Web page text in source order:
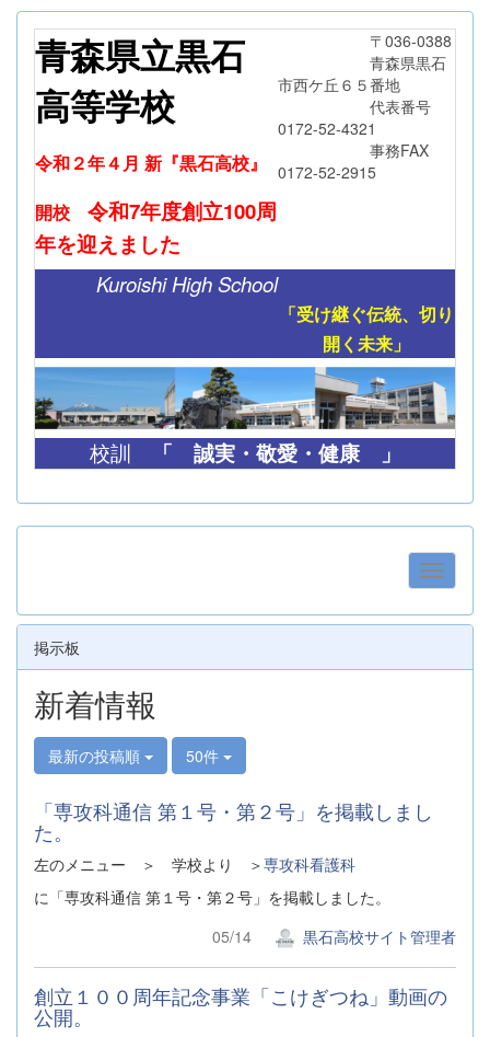
青森県立黒石
高等学校
令和２年４月 新『黒石高校』
開校
令和7年度創立100周
年を迎えました
〒036-0388
青森県黒石
市西ケ丘６５番地
代表番号
0172-52-4321
事務FAX
0172-52-2915
Kuroishi High School
「受け継ぐ伝統、切り
開く未来」
校訓 「 誠実・敬愛・健康 」
掲示板
新着情報
最新の投稿順 50件
「専攻科通信 第１号・第２号」を掲載しまし
た。
左のメニュー ＞ 学校より ＞専攻科看護科
に「専攻科通信 第１号・第２号」を掲載しました。
05/14
黒石高校サイト管理者
創立１００周年記念事業「こけぎつね」動画の
公開。